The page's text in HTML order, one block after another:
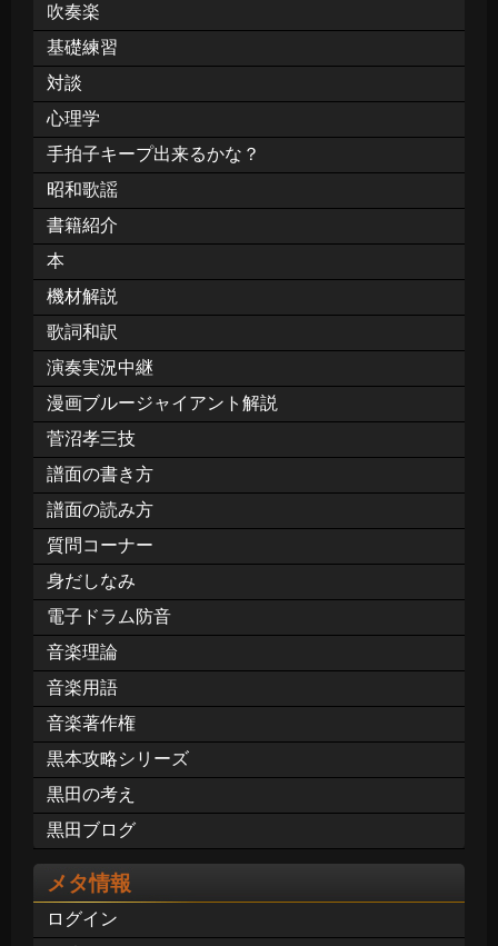
吹奏楽
基礎練習
対談
心理学
手拍子キープ出来るかな？
昭和歌謡
書籍紹介
本
機材解説
歌詞和訳
演奏実況中継
漫画ブルージャイアント解説
菅沼孝三技
譜面の書き方
譜面の読み方
質問コーナー
身だしなみ
電子ドラム防音
音楽理論
音楽用語
音楽著作権
黒本攻略シリーズ
黒田の考え
黒田ブログ
メタ情報
ログイン